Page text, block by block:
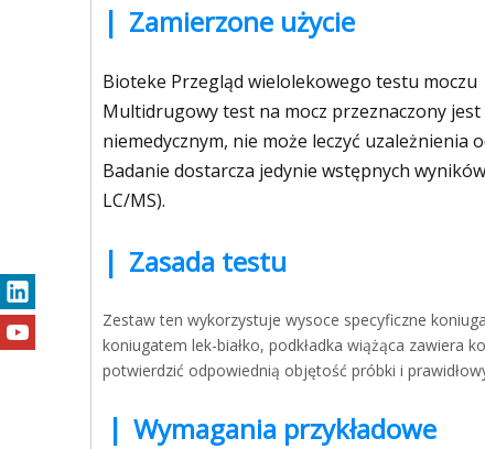
| Zamierzone użycie
Bioteke Przegląd wielolekowego testu moczu
Multidrugowy test na mocz przeznaczony
niemedycznym, nie może leczyć
Badanie dostarcza jedynie wstępnych
LC/MS).
| Zasada testu
Zestaw ten wykorzystuje wysoce specyficzne
koniugatem lek-białko, podkładka wiążąca zawiera
potwierdzić odpowiednią objętość próbki i
| Wymagania przykładowe